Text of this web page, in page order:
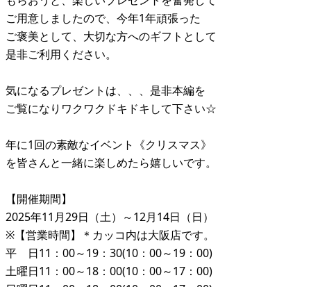
ご用意しましたので、今年1年頑張った
ご褒美として、大切な方へのギフトとして
是非ご利用ください。
気になるプレゼントは、、、是非本編を
ご覧になりワクワクドキドキして下さい☆
年に1回の素敵なイベント《クリスマス》
を皆さんと一緒に楽しめたら嬉しいです。
【開催期間】
2025年11月29日（土）～12月14日（日）
※【営業時間】＊カッコ内は大阪店です。
平 日11：00～19：30(10：00～19：00)
土曜日11：00～18：00(10：00～17：00)